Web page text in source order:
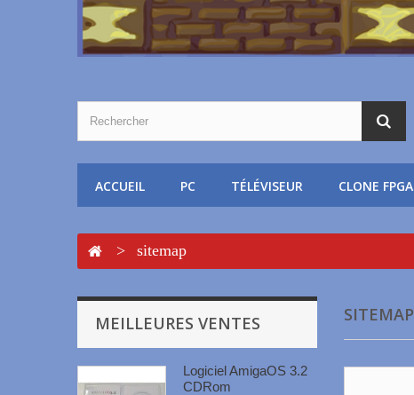
ACCUEIL PC TÉLÉVISEUR CLONE FPGA
> sitemap
MEILLEURES VENTES
Logiciel AmigaOS 3.2
CDRom
SITEMAP